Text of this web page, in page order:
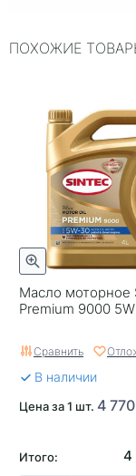
Упаковка
Двигатель
ACEA
Страна бренда
Серия
Классификация
Тип двигателя
Применяемость
Страна
ПОХОЖИЕ
Масло моторное
Premium 9000
Сравнить
В наличии
Цена за 1 шт. 4
Итого: 4